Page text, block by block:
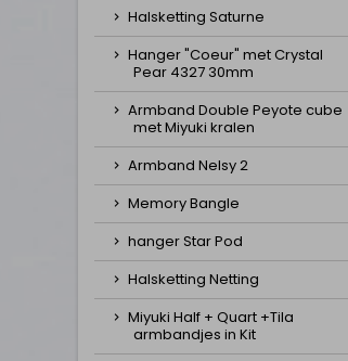
Halsketting Saturne
Hanger "Coeur" met Crystal
Pear 4327 30mm
Armband Double Peyote cube
met Miyuki kralen
Armband Nelsy 2
Memory Bangle
hanger Star Pod
Halsketting Netting
Miyuki Half + Quart +Tila
armbandjes in Kit